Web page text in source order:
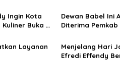
Ingin Kota
Buka 24
Dewan Babel Ini
Diterima
Layanan
Menjelang Hari
Efredi Effendy